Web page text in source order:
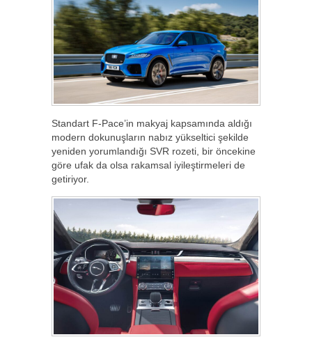
Standart F-Pace’in makyaj kapsamında aldığı
modern dokunuşların nabız yükseltici şekilde
yeniden yorumlandığı SVR rozeti, bir öncekine
göre ufak da olsa rakamsal iyileştirmeleri de
getiriyor.